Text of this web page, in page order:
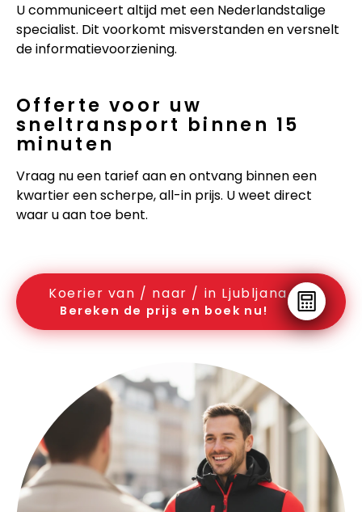
U communiceert altijd met een Nederlandstalige
specialist. Dit voorkomt misverstanden en versnelt
de informatievoorziening.
Offerte voor uw
sneltransport binnen 15
minuten
Vraag nu een tarief aan en ontvang binnen een
kwartier een scherpe, all-in prijs. U weet direct
waar u aan toe bent.
Koerier van / naar / in Ljubljana
Bereken de prijs en boek nu!